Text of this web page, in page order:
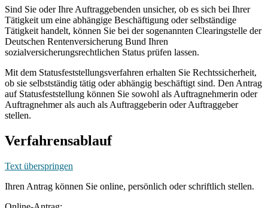
Sind Sie oder Ihre Auftraggebenden unsicher, ob es sich bei Ihrer
Tätigkeit um eine abhängige Beschäftigung oder selbständige
Tätigkeit handelt, können Sie bei der sogenannten Clearingstelle der
Deutschen Rentenversicherung Bund Ihren
sozialversicherungsrechtlichen Status prüfen lassen.
Mit dem Statusfeststellungsverfahren erhalten Sie Rechtssicherheit,
ob sie selbstständig tätig oder abhängig beschäftigt sind. Den Antrag
auf Statusfeststellung können Sie sowohl als Auftragnehmerin oder
Auftragnehmer als auch als Auftraggeberin oder Auftraggeber
stellen.
Verfahrensablauf
Text überspringen
Ihren Antrag können Sie online, persönlich oder schriftlich stellen.